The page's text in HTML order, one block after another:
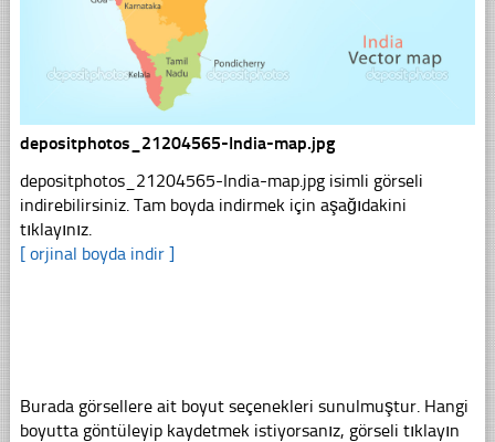
depositphotos_21204565-India-map.jpg
depositphotos_21204565-India-map.jpg isimli görseli
indirebilirsiniz. Tam boyda indirmek için aşağıdakini
tıklayınız.
[ orjinal boyda indir ]
Burada görsellere ait boyut seçenekleri sunulmuştur. Hangi
boyutta göntüleyip kaydetmek istiyorsanız, görseli tıklayın